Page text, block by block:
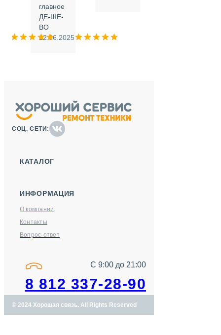
главное
ДЕ-ШЕ-
ВО
12.06.2025
СОЦ. СЕТИ:
КАТАЛОГ
ИНФОРМАЦИЯ
О компании
Контакты
Вопрос-ответ
С 9:00 до 21:00
8 812 337-28-90
© 2024 Хорошая связь. All Rights Reserved